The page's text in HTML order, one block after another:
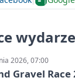
2026, 07:00
Gravel